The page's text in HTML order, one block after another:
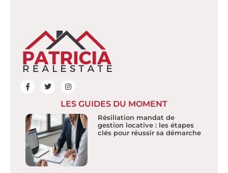
LES GUIDES DU MOMENT
Résiliation mandat de
gestion locative : les étapes
clés pour réussir sa démarche